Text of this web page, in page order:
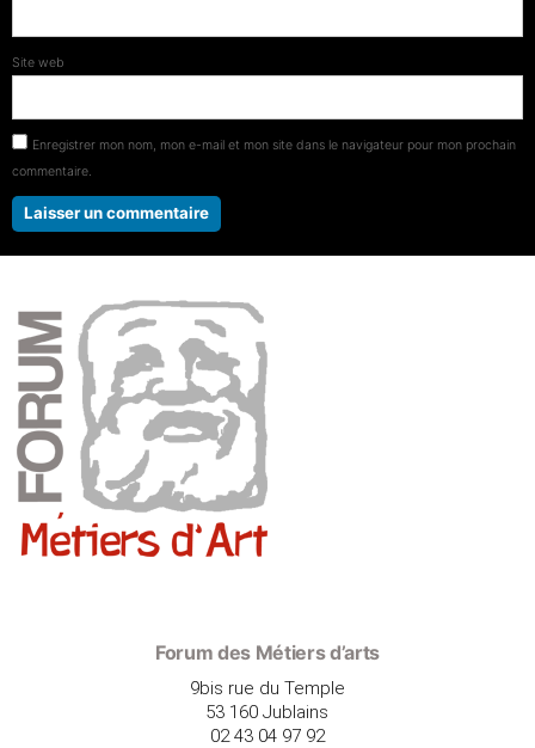
Site web
Enregistrer mon nom, mon e-mail et mon site dans le navigateur pour mon prochain
commentaire.
Forum des Métiers d’arts
9bis rue du Temple
53 160 Jublains
02 43 04 97 92